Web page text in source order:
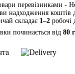
перевізниками -
надходження коштів
складає 1–2 робочі
починається від 80